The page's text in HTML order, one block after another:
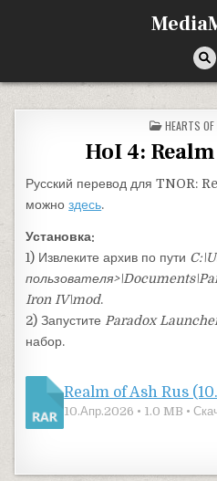
HEARTS
HoI 4:
Русский перевод для TNOR:
можноздесь.
Установка:
1) Извлеките архив по пути
Iron IV\mod.
2) Запустите Paradox
набор.
Realm of Ash Rus
10.Апр.2026 • 1.0 MB •